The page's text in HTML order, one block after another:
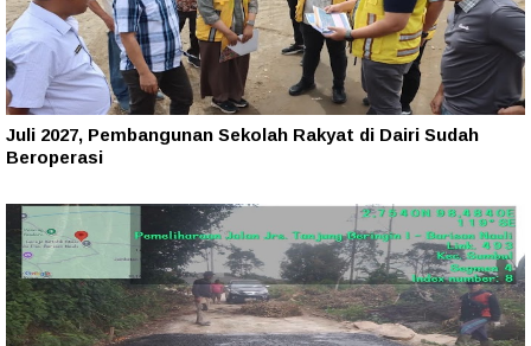
Juli 2027, Pembangunan Sekolah Rakyat di Dairi Sudah
Beroperasi